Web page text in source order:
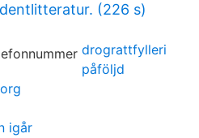
(226 s)
drograttfylleri
påföljd
igår